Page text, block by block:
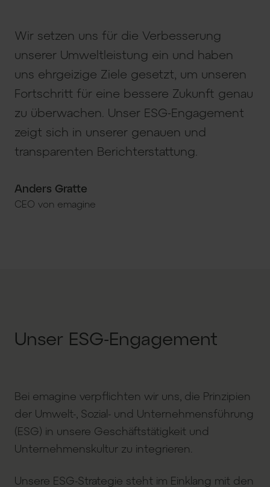
Wir setzen uns für die Verbesserung
unserer Umweltleistung ein und haben
uns ehrgeizige Ziele gesetzt, um unseren
Fortschritt für eine bessere Zukunft genau
zu überwachen. Unser ESG-Engagement
zeigt sich in unserer genauen und
transparenten Berichterstattung.
Anders Gratte
CEO von emagine
Unser ESG-Engagement
Bei emagine verpflichten wir uns, die Prinzipien
der Umwelt-, Sozial- und Unternehmensführung
(ESG) in unsere Geschäftstätigkeit und
Unternehmenskultur zu integrieren.
Unsere ESG-Strategie steht im Einklang mit den